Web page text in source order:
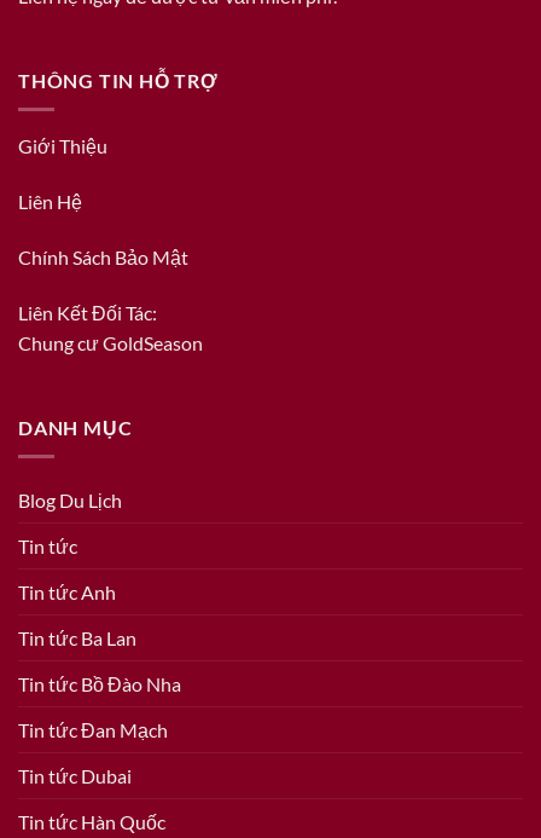
THÔNG TIN HỖ TRỢ
Giới Thiệu
Liên Hệ
Chính Sách Bảo Mật
Liên Kết Đối Tác:
Chung cư GoldSeason
DANH MỤC
Blog Du Lịch
Tin tức
Tin tức Anh
Tin tức Ba Lan
Tin tức Bồ Đào Nha
Tin tức Đan Mạch
Tin tức Dubai
Tin tức Hàn Quốc